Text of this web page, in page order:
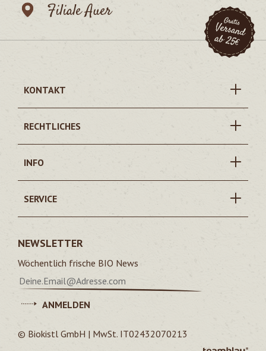
Filiale Auer
KONTAKT
RECHTLICHES
INFO
SERVICE
NEWSLETTER
Wöchentlich frische BIO News
ANMELDEN
© Biokistl GmbH | MwSt. IT02432070213